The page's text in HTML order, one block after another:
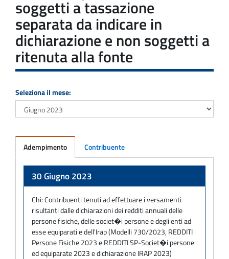
soggetti a tassazione
separata da indicare in
dichiarazione e non soggetti a
ritenuta alla fonte
Seleziona il mese:
Adempimento Contribuente
30 Giugno 2023
Chi:Contribuenti tenuti ad effettuare i versamenti
risultanti dalle dichiarazioni dei redditi annuali delle
persone fisiche, delle societ�i persone e degli enti ad
esse equiparati e dell'Irap (Modelli 730/2023, REDDITI
Persone Fisiche 2023 e REDDITI SP-Societ�i persone
ed equiparate 2023 e dichiarazione IRAP 2023)